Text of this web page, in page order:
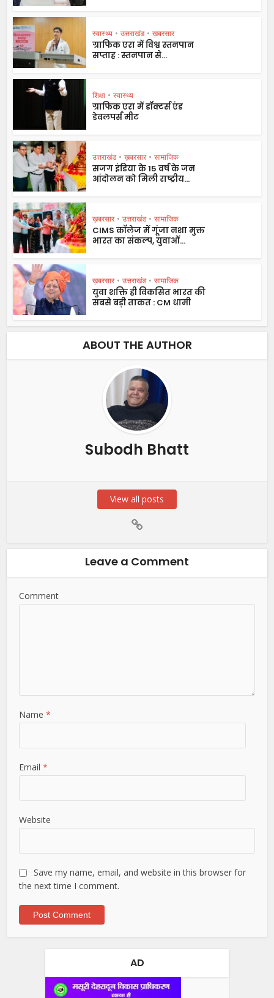
स्वास्थ्य • उत्तराखंड • ख़बरसार
ग्राफिक एरा में विश्व स्तनपान
सप्ताह : स्तनपान से...
शिक्षा • स्वास्थ्य
ग्राफिक एरा में डॉक्टर्स एंड
डेवलपर्स मीट
उत्तराखंड • ख़बरसार • सामाजिक
सजग इंडिया के 15 वर्ष के जन
आंदोलन को मिली राष्ट्रीय...
ख़बरसार • उत्तराखंड • सामाजिक
CIMS कॉलेज में गूंजा नशा मुक्त
भारत का संकल्प, युवाओं...
ख़बरसार • उत्तराखंड • सामाजिक
युवा शक्ति ही विकसित भारत की
सबसे बड़ी ताकत : CM धामी
ABOUT THE AUTHOR
Subodh Bhatt
View all posts
Leave a Comment
Comment
Name*
Email*
Website
Save my name, email, and website in this browser for
the next time I comment.
AD